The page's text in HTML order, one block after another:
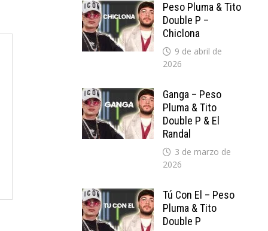
Peso Pluma & Tito
Double P –
Chiclona
9 de abril de
2026
Ganga – Peso
Pluma & Tito
Double P & El
Randal
3 de marzo de
2026
Tú Con El – Peso
Pluma & Tito
Double P